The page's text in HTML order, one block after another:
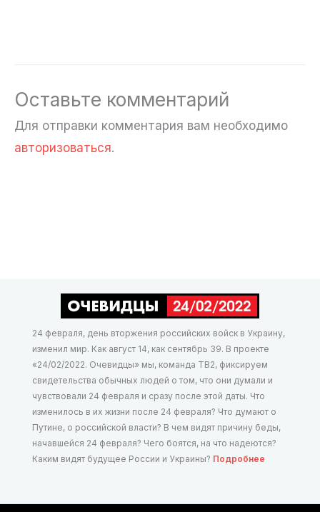
Оставьте комментарий
Для отправки комментария вам необходимо
авторизоваться.
24 февраля, день вторжения российских войск в Украину,
изменил мир. Как август 14, как сентябрь 39. В проекте
«24/02/2022. Очевидцы» мы, команда ТВ2, фиксируем
свидетельства обычных людей о том, что они думали и
чувствовали 24 февраля и сразу после этой даты. Что
изменилось в их жизни после 24 февраля? Что думают о
Путине, о российской власти? В чем видят причину беды,
начавшейся 24 февраля? Чего боятся, на что надеются?
Каким видят будущее России и Украины? Подробнее